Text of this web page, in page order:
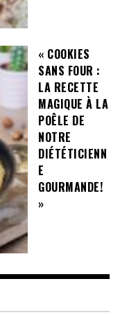
« COOKIES
SANS FOUR :
LA RECETTE
MAGIQUE À LA
POÊLE DE
NOTRE
DIÉTÉTICIENN
E
GOURMANDE!
»